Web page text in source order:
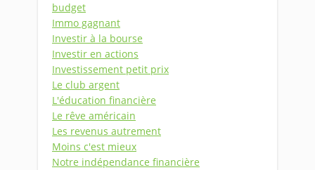
budget
Immo gagnant
Investir à la bourse
Investir en actions
Investissement petit prix
Le club argent
L'éducation financière
Le rêve américain
Les revenus autrement
Moins c'est mieux
Notre indépendance financière